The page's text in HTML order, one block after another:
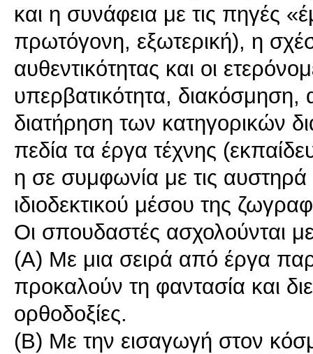
και η συνάφεια με τις πηγές
πρωτόγονη, εξωτερική), η
αυθεντικότητας και οι
υπερβατικότητα, διακόσμηση,
διατήρηση των κατηγορικών
πεδία τα έργα τέχνης
η σε συμφωνία με τις αυστηρά
ιδιοδεκτικού μέσου της
Οι σπουδαστές ασχολούνται
(Α) Με μια σειρά από έργα
προκαλούν τη φαντασία και
ορθοδοξίες.
(Β) Με την εισαγωγή στον